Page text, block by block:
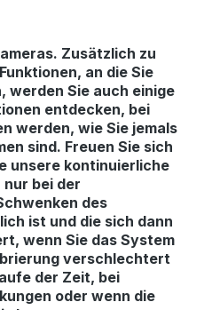
Zusätzlich zu
an die Sie
werden Sie auch einige
entdecken, bei
werden, wie Sie jemals
sind. Freuen Sie sich
unsere kontinuierliche
bei der
des
ist und die sich dann
wenn Sie das System
verschlechtert
der Zeit, bei
oder wenn die